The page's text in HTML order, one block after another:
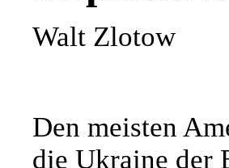
Walt Zlotow
Den meisten
die Ukraine der